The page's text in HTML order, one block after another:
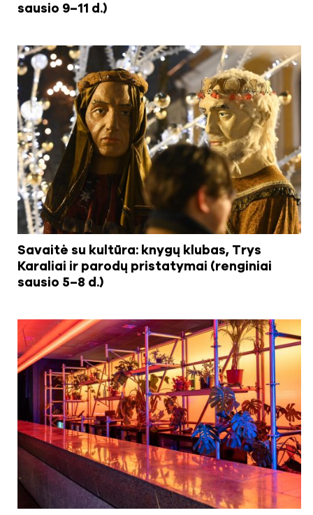
sausio 9–11 d.)
Savaitė su kultūra: knygų klubas, Trys
Karaliai ir parodų pristatymai (renginiai
sausio 5–8 d.)